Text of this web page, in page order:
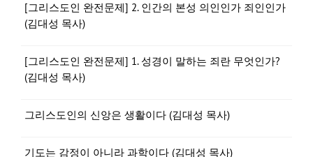
[그리스도인 완전문제] 2. 인간의 본성 의인인가 죄인인가
(김대성 목사)
[그리스도인 완전문제] 1. 성경이 말하는 죄란 무엇인가?
(김대성 목사)
그리스도인의 신앙은 생활이다 (김대성 목사)
기도는 감정이 아니라 과학이다 (김대성 목사)